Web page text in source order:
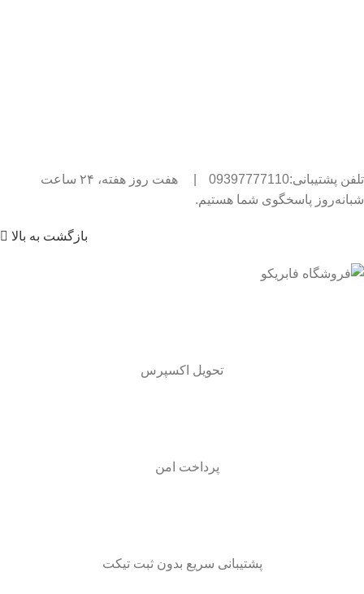
تلفن پشتیبانی:09397777110
هفت روز هفته، ۲۴ ساعت
شبانه‌روز پاسخگوی شما هستیم.
بازگشت به بالا
تحویل اکسپرس
پرداخت امن
پشتیبانی سریع بدون ثبت تیکت